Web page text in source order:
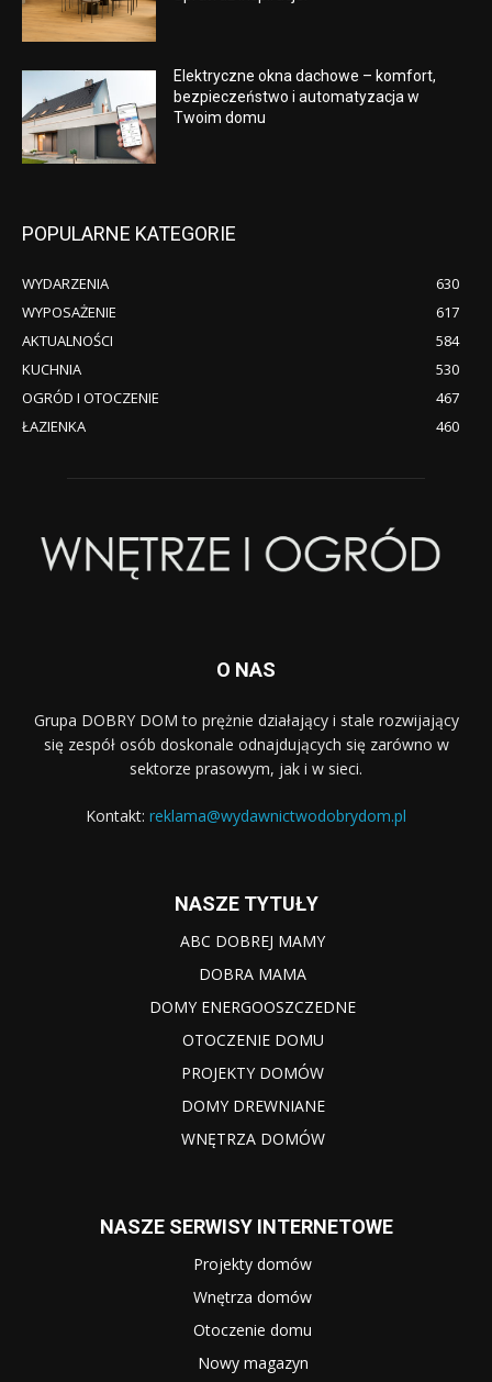
Elektryczne okna dachowe – komfort,
bezpieczeństwo i automatyzacja w
Twoim domu
POPULARNE KATEGORIE
WYDARZENIA
630
WYPOSAŻENIE
617
AKTUALNOŚCI
584
KUCHNIA
530
OGRÓD I OTOCZENIE
467
ŁAZIENKA
460
O NAS
Grupa DOBRY DOM to prężnie działający i stale rozwijający
się zespół osób doskonale odnajdujących się zarówno w
sektorze prasowym, jak i w sieci.
Kontakt: reklama@wydawnictwodobrydom.pl
NASZE TYTUŁY
ABC DOBREJ MAMY
DOBRA MAMA
DOMY ENERGOOSZCZEDNE
OTOCZENIE DOMU
PROJEKTY DOMÓW
DOMY DREWNIANE
WNĘTRZA DOMÓW
NASZE SERWISY INTERNETOWE
Projekty domów
Wnętrza domów
Otoczenie domu
Nowy magazyn